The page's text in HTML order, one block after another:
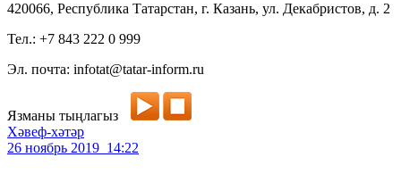
420066, Республика Татарстан, г. Казань, ул. Декабристов, д. 2
Тел.: +7 843 222 0 999
Эл. почта: infotat@tatar-inform.ru
Язманы тыңлагыз
Хәвеф-хәтәр
26 ноябрь 2019 14:22